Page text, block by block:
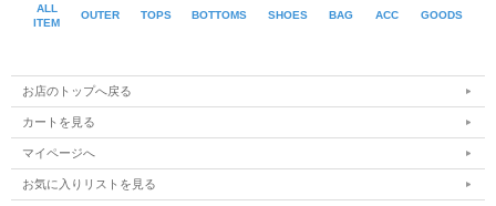
ALL
ITEM
OUTER TOPS BOTTOMS SHOES BAG ACC GOODS
お店のトップへ戻る
カートを見る
マイページへ
お気に入りリストを見る